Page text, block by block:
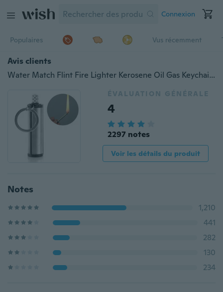
Connexion
Populaires Vus récemment
Avis clients
Water Match Flint Fire Lighter Kerosene Oil Gas Keychain Camping Survival Tool (sans carburant)
ÉVALUATION GÉNÉRALE
4
2297 notes
Voir les détails du produit
Notes
1,210
441
282
130
234